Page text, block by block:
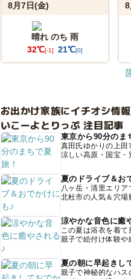
8月7日(金)
晴れ のち 雨
32℃[-1] 21℃[0]
お出かけ家族にイチオシ情報
いこーよとりっぷ 注目記事
東京から90分のま
真田氏ゆかりの上田
涼しい高原・国宝
夏のドライブ＆お
八ヶ岳・清里エリア
北杜市の人気＆穴場
涼やかな音色に癒
この夏は浴衣を着て
親子で絵付け体験や
夏の朝に早起きし
親子で神秘的なハス